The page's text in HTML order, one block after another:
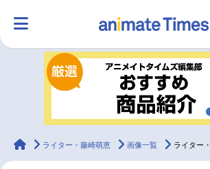
ランキング アニメ
ラジオ みんなの声
animateTimes
ライター・藤崎萌恵 画像一覧 ライター・藤